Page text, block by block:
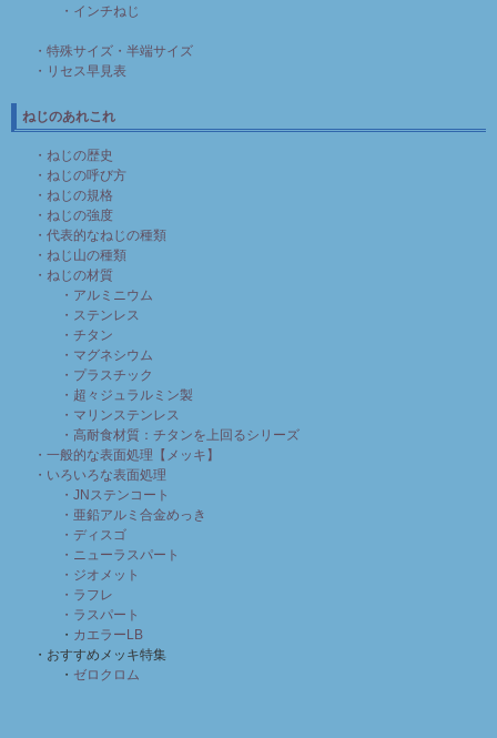
・インチねじ
・特殊サイズ・半端サイズ
・リセス早見表
ねじのあれこれ
・ねじの歴史
・ねじの呼び方
・ねじの規格
・ねじの強度
・代表的なねじの種類
・ねじ山の種類
・ねじの材質
・アルミニウム
・ステンレス
・チタン
・マグネシウム
・プラスチック
・超々ジュラルミン製
・マリンステンレス
・高耐食材質：チタンを上回るシリーズ
・一般的な表面処理【メッキ】
・いろいろな表面処理
・JNステンコート
・亜鉛アルミ合金めっき
・ディスゴ
・ニューラスパート
・ジオメット
・ラフレ
・ラスパート
・ カエラーLB
・おすすめメッキ特集
・ ゼロクロム